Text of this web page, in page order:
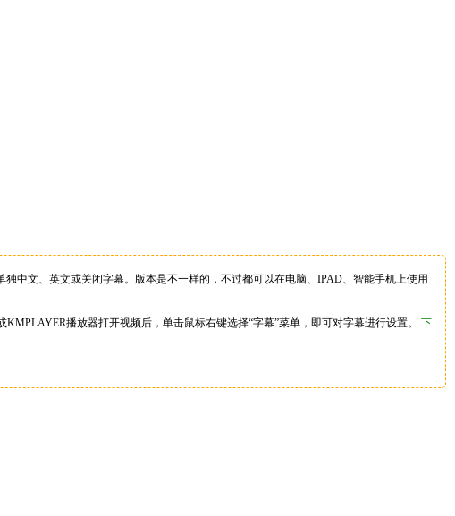
中文、英文或关闭字幕。版本是不一样的，不过都可以在电脑、IPAD、智能手机上使用
播放器打开视频后，单击鼠标右键选择“字幕”菜单，即可对字幕进行设置。 下